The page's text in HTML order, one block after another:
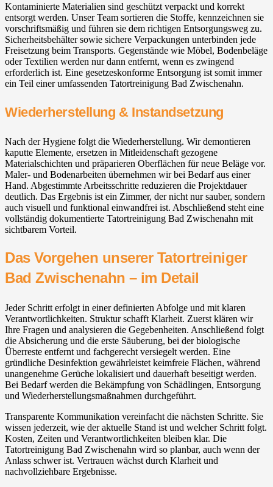
Kontaminierte Materialien sind geschützt verpackt und korrekt
entsorgt werden. Unser Team sortieren die Stoffe, kennzeichnen sie
vorschriftsmäßig und führen sie dem richtigen Entsorgungsweg zu.
Sicherheitsbehälter sowie sichere Verpackungen unterbinden jede
Freisetzung beim Transports. Gegenstände wie Möbel, Bodenbeläge
oder Textilien werden nur dann entfernt, wenn es zwingend
erforderlich ist. Eine gesetzeskonforme Entsorgung ist somit immer
ein Teil einer umfassenden Tatortreinigung Bad Zwischenahn⁠.
Wiederherstellung & Instandsetzung
Nach der Hygiene folgt die Wiederherstellung. Wir demontieren
kaputte Elemente, ersetzen in Mitleidenschaft gezogene
Materialschichten und präparieren Oberflächen für neue Beläge vor.
Maler- und Bodenarbeiten übernehmen wir bei Bedarf aus einer
Hand. Abgestimmte Arbeitsschritte reduzieren die Projektdauer
deutlich. Das Ergebnis ist ein Zimmer, der nicht nur sauber, sondern
auch visuell und funktional einwandfrei ist. Abschließend steht eine
vollständig dokumentierte Tatortreinigung Bad Zwischenahn⁠ mit
sichtbarem Vorteil.
Das Vorgehen unserer Tatortreiniger
Bad Zwischenahn⁠ – im Detail
Jeder Schritt erfolgt in einer definierten Abfolge und mit klaren
Verantwortlichkeiten. Struktur schafft Klarheit. Zuerst klären wir
Ihre Fragen und analysieren die Gegebenheiten. Anschließend folgt
die Absicherung und die erste Säuberung, bei der biologische
Überreste entfernt und fachgerecht versiegelt werden. Eine
gründliche Desinfektion gewährleistet keimfreie Flächen, während
unangenehme Gerüche lokalisiert und dauerhaft beseitigt werden.
Bei Bedarf werden die Bekämpfung von Schädlingen, Entsorgung
und Wiederherstellungsmaßnahmen durchgeführt.
Transparente Kommunikation vereinfacht die nächsten Schritte. Sie
wissen jederzeit, wie der aktuelle Stand ist und welcher Schritt folgt.
Kosten, Zeiten und Verantwortlichkeiten bleiben klar. Die
Tatortreinigung Bad Zwischenahn⁠ wird so planbar, auch wenn der
Anlass schwer ist. Vertrauen wächst durch Klarheit und
nachvollziehbare Ergebnisse.